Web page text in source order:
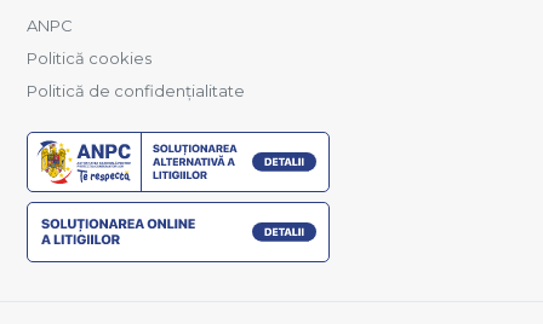
ANPC
Politică cookies
Politică de confidențialitate